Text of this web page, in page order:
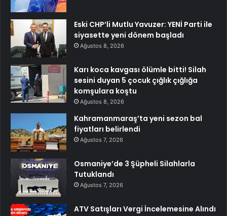
Eski CHP’li Mutlu Yavuzer: YENİ Parti ile
siyasette yeni dönem başladı
Ağustos 8, 2026
Karı koca kavgası ölümle bitti! Silah
sesini duyan 5 çocuk çığlık çığlığa
komşulara koştu
Ağustos 8, 2026
Kahramanmaraş’ta yeni sezon bal
fiyatları belirlendi
Ağustos 7, 2026
Osmaniye’de 3 Şüpheli Silahlarla
Tutuklandı
Ağustos 7, 2026
ATV Satışları Vergi İncelemesine Alındı